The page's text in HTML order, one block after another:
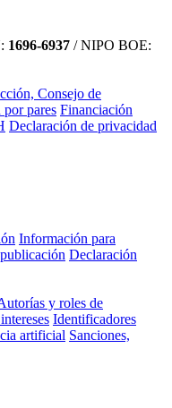
1696-6937 / NIPO BOE:
Consejo de
pares Financiación
Declaración de privacidad
Información para
Declaración
y roles de
Identificadores
artificial Sanciones,